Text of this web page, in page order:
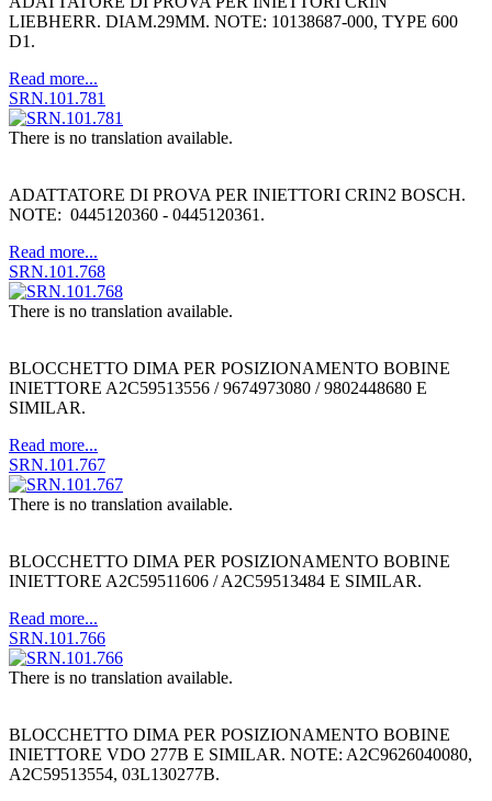
LIEBHERR. DIAM.29MM. NOTE: 10138687-000, TYPE 600
D1.
Read more...
SRN.101.781
There is no translation available.
ADATTATORE DI PROVA PER INIETTORI CRIN2 BOSCH.
NOTE: 0445120360 - 0445120361.
Read more...
SRN.101.768
There is no translation available.
BLOCCHETTO DIMA PER POSIZIONAMENTO BOBINE
INIETTORE A2C59513556 / 9674973080 / 9802448680 E
SIMILAR.
Read more...
SRN.101.767
There is no translation available.
BLOCCHETTO DIMA PER POSIZIONAMENTO BOBINE
INIETTORE A2C59511606 / A2C59513484 E SIMILAR.
Read more...
SRN.101.766
There is no translation available.
BLOCCHETTO DIMA PER POSIZIONAMENTO BOBINE
INIETTORE VDO 277B E SIMILAR. NOTE: A2C9626040080,
A2C59513554, 03L130277B.